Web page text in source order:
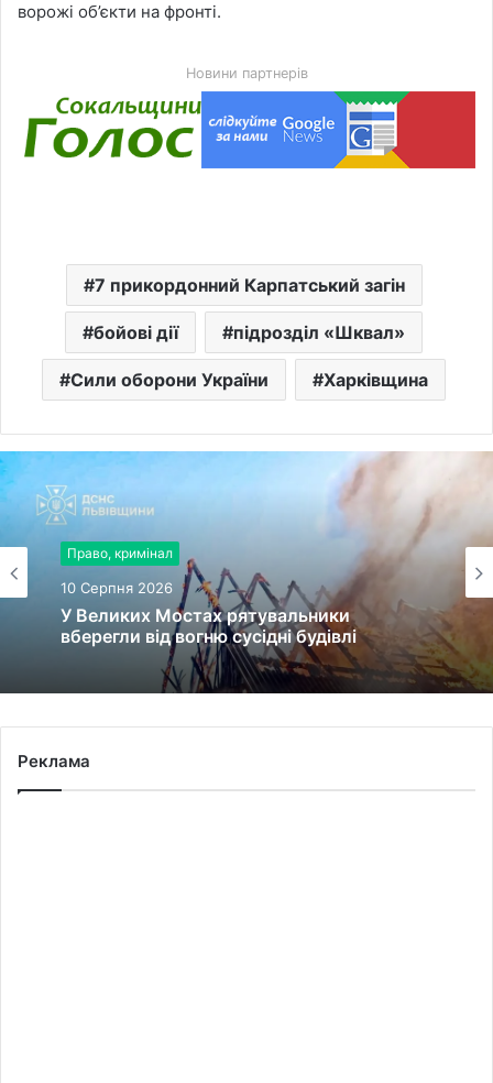
ворожі об’єкти на фронті.
Новини партнерів
7 прикордонний Карпатський загін
бойові дії підрозділ «Шквал»
Сили оборони України Харківщина
Право, кримінал
10 Серпня 2026
У Великих Мостах рятувальники
вберегли від вогню сусідні будівлі
Реклама